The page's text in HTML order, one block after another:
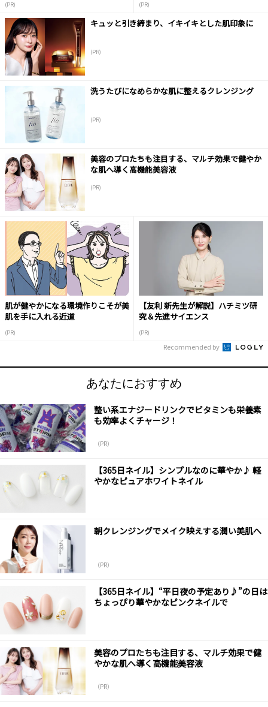
(PR) (PR)
キュッと引き締まり、イキイキとした肌印象に
(PR)
洗うたびになめらかな肌に整えるクレンジング
(PR)
美容のプロたちも注目する、マルチ効果で健やか
な肌へ導く高機能美容液
(PR)
肌が健やかになる環境作りこそが美
肌を手に入れる近道
(PR)
【友利 新先生が解説】ハチミツ研
究＆先進サイエンス
(PR)
Recommended by
あなたにおすすめ
整い系エナジードリンクでビタミンも栄養素
も効率よくチャージ！
（PR）
【365日ネイル】シンプルなのに華やか♪ 軽
やかなピュアホワイトネイル
朝クレンジングでメイク映えする潤い美肌へ
（PR）
【365日ネイル】“平日夜の予定あり♪”の日は
ちょっぴり華やかなピンクネイルで
美容のプロたちも注目する、マルチ効果で健
やかな肌へ導く高機能美容液
（PR）